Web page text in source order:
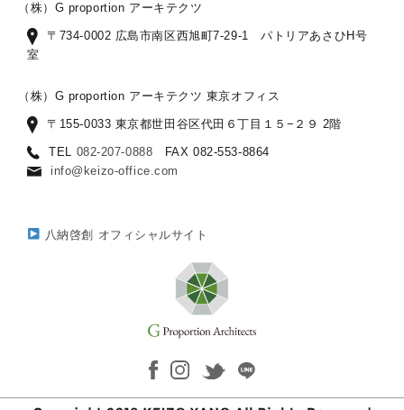
（株）G proportion アーキテクツ
〒734-0002 広島市南区西旭町7-29-1 パトリアあさひH号
室
（株）G proportion アーキテクツ 東京オフィス
〒155-0033 東京都世田谷区代田６丁目１５−２９ 2階
TEL 082-207-0888 FAX 082-553-8864
info@keizo-office.com
八納啓創 オフィシャルサイト